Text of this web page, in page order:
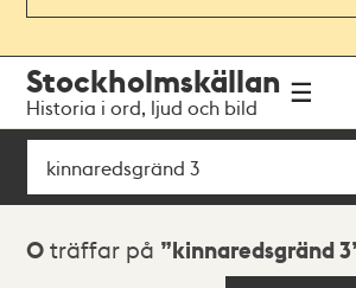
navigationen
huvudinnehållet
Stockholmskällan
Historia i ord, ljud och bild
Sök
Sökresultat
0 träffar på kinnaredsgränd 3